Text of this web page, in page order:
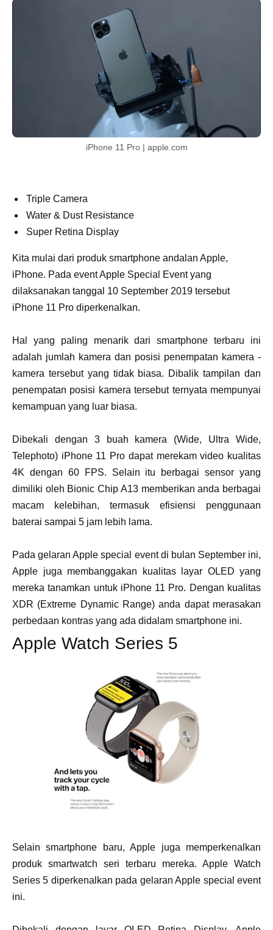
iPhone 11 Pro | apple.com
Triple Camera
Water & Dust Resistance
Super Retina Display
Kita mulai dari produk smartphone andalan Apple,
iPhone. Pada event Apple Special Event yang
dilaksanakan tanggal 10 September 2019 tersebut
iPhone 11 Pro diperkenalkan.
Hal yang paling menarik dari smartphone terbaru ini
adalah jumlah kamera dan posisi penempatan kamera -
kamera tersebut yang tidak biasa. Dibalik tampilan dan
penempatan posisi kamera tersebut ternyata mempunyai
kemampuan yang luar biasa.
Dibekali dengan 3 buah kamera (Wide, Ultra Wide,
Telephoto) iPhone 11 Pro dapat merekam video kualitas
4K dengan 60 FPS. Selain itu berbagai sensor yang
dimiliki oleh Bionic Chip A13 memberikan anda berbagai
macam kelebihan, termasuk efisiensi penggunaan
baterai sampai 5 jam lebih lama.
Pada gelaran Apple special event di bulan September ini,
Apple juga membanggakan kualitas layar OLED yang
mereka tanamkan untuk iPhone 11 Pro. Dengan kualitas
XDR (Extreme Dynamic Range) anda dapat merasakan
perbedaan kontras yang ada didalam smartphone ini.
Apple Watch Series 5
Selain smartphone baru, Apple juga memperkenalkan
produk smartwatch seri terbaru mereka. Apple Watch
Series 5 diperkenalkan pada gelaran Apple special event
ini.